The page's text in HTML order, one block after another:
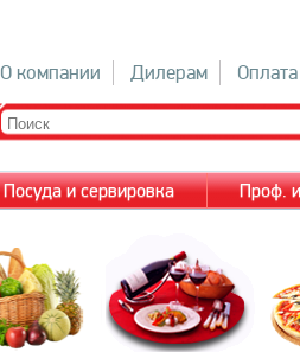
О компании Дилерам Оплата
Посуда и сервировка Проф.